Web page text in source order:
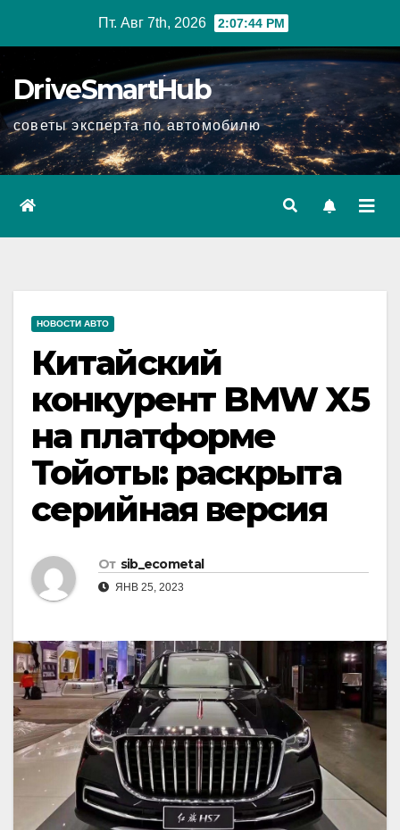
Пт. Авг 7th, 2026 2:07:45 PM
DriveSmartHub
советы эксперта по автомобилю
НОВОСТИ АВТО
Китайский
конкурент BMW X5
на платформе
Тойоты: раскрыта
серийная версия
От sib_ecometal
ЯНВ 25, 2023